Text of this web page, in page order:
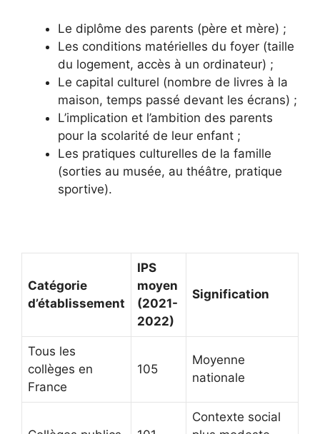
Le diplôme des parents (père et mère) ;
Les conditions matérielles du foyer (taille
du logement, accès à un ordinateur) ;
Le capital culturel (nombre de livres à la
maison, temps passé devant les écrans) ;
L’implication et l’ambition des parents
pour la scolarité de leur enfant ;
Les pratiques culturelles de la famille
(sorties au musée, au théâtre, pratique
sportive).
Catégorie
d’établissement
IPS
moyen
(2021-
2022)
Signification
Tous les
collèges en
France
105
Moyenne
nationale
Contexte social